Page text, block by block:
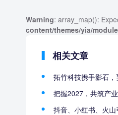
Warning: array_map():
content/themes/yia/
相关文章
拓竹科技携手影石，
把握2027，共筑产
抖音、小红书、火